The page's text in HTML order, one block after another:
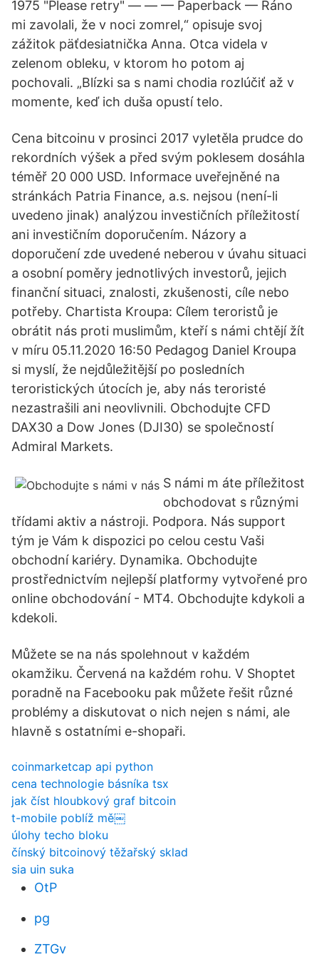
1975 "Please retry" — — — Paperback — Ráno
mi zavolali, že v noci zomrel,“ opisuje svoj
zážitok päťdesiatnička Anna. Otca videla v
zelenom obleku, v ktorom ho potom aj
pochovali. „Blízki sa s nami chodia rozlúčiť až v
momente, keď ich duša opustí telo.
Cena bitcoinu v prosinci 2017 vyletěla prudce do
rekordních výšek a před svým poklesem dosáhla
téměř 20 000 USD. Informace uveřejněné na
stránkách Patria Finance, a.s. nejsou (není-li
uvedeno jinak) analýzou investičních příležitostí
ani investičním doporučením. Názory a
doporučení zde uvedené neberou v úvahu situaci
a osobní poměry jednotlivých investorů, jejich
finanční situaci, znalosti, zkušenosti, cíle nebo
potřeby. Chartista Kroupa: Cílem teroristů je
obrátit nás proti muslimům, kteří s námi chtějí žít
v míru 05.11.2020 16:50 Pedagog Daniel Kroupa
si myslí, že nejdůležitější po posledních
teroristických útocích je, aby nás teroristé
nezastrašili ani neovlivnili. Obchodujte CFD
DAX30 a Dow Jones (DJI30) se společností
Admiral Markets.
S námi m áte příležitost
obchodovat s různými
třídami aktiv a nástroji. Podpora. Nás support
tým je Vám k dispozici po celou cestu Vaši
obchodní kariéry. Dynamika. Obchodujte
prostřednictvím nejlepší platformy vytvořené pro
online obchodování - MT4. Obchodujte kdykoli a
kdekoli.
Můžete se na nás spolehnout v každém
okamžiku. Červená na každém rohu. V Shoptet
poradně na Facebooku pak můžete řešit různé
problémy a diskutovat o nich nejen s námi, ale
hlavně s ostatními e-shopaři.
coinmarketcap api python
cena technologie básníka tsx
jak číst hloubkový graf bitcoin
t-mobile poblíž mě￼
úlohy techo bloku
čínský bitcoinový těžařský sklad
sia uin suka
OtP
pg
ZTGv